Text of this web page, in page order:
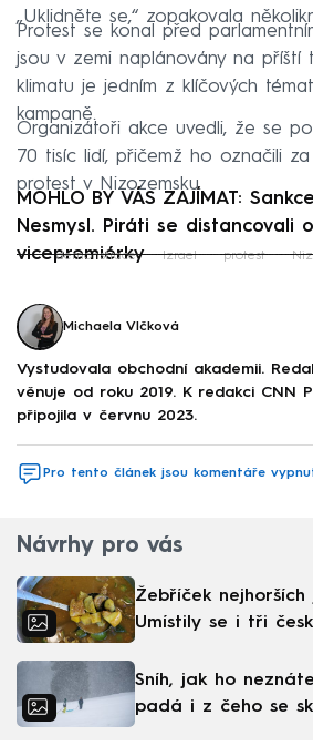
„Uklidněte se,“ zopakovala
Protest se konal před
jsou v zemi naplánovány na příští
klimatu je jedním z klíčových
kampaně.
Organizátoři akce uvedli, že se
70 tisíc lidí, přičemž ho označili za
protest v Nizozemsku.
MOHLO BY VÁS ZAJÍMAT:
Nesmysl. Piráti se distancovali
vicepremiérky
demonstrace Izrael protest
Michaela Vlčková
Vystudovala obchodní akademii.
věnuje od roku 2019. K redakci CNN
připojila v červnu 2023.
Pro tento článek jsou komentáře
Návrhy pro vás
Žebříček
Umístily se i tři
Sníh, jak ho
padá i z čeho se